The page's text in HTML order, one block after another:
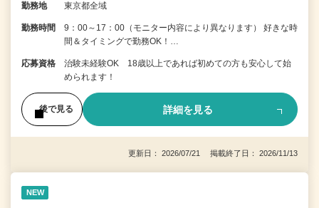
勤務地 東京都全域
勤務時間
9：00～17：00（モニター内容により異なります） 好きな時
間＆タイミングで勤務OK！…
応募資格
治験未経験OK 18歳以上であれば初めての方も安心して始
められます！
後で見る 詳細を見る
更新日： 2026/07/21 掲載終了日： 2026/11/13
NEW